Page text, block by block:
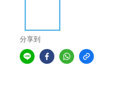
分享到